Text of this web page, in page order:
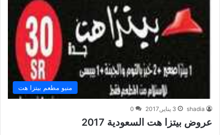
منيو مطعم بيتزا هت
shadia 3 يناير,2017 0
عروض بيتزا هت السعودية 2017